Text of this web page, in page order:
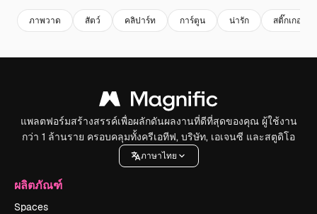
ภาพวาด สัตว์ คลิปาร์ท การ์ตูน น่ารัก สติ๊กเกอร์
แพลตฟอร์มสร้างสรรค์เพื่อผลักดันผลงานที่ดีที่สุดของคุณ ผู้ใช้งาน
กว่า 1 ล้านราย ครอบคลุมทั้งครีเอทีฟ, บริษัท, เอเจนซี และสตูดิโอ
ภาษาไทย
ผลิตภัณฑ์
Spaces